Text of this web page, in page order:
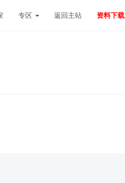
专区 返回主站 资料下载